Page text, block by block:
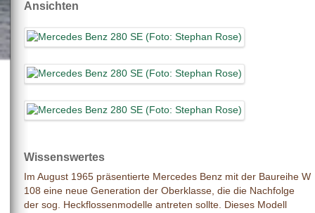
Ansichten
Wissenswertes
Im August 1965 präsentierte Mercedes Benz mit der Baureihe W
108 eine neue Generation der Oberklasse, die die Nachfolge
der sog. Heckflossenmodelle antreten sollte. Dieses Modell